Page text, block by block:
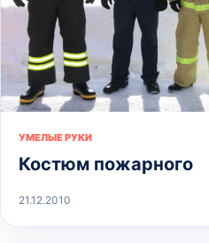
УМЕЛЫЕ РУКИ
Костюм пожарного
21.12.2010